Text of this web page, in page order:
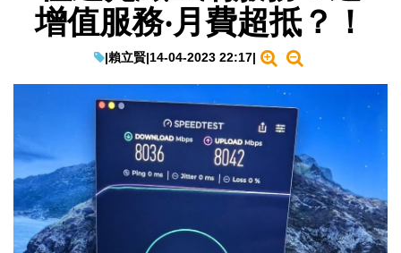
增值服務‧月費超抵？！
|賴立賢|14-04-2023 22:17|